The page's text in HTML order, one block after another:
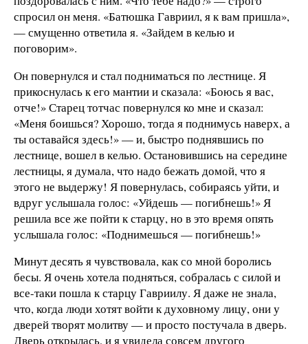
спросил он меня. «Батюшка Гавриил, я к вам пришла»,
— смущенно ответила я. «Зайдем в келью и
поговорим».
Он повернулся и стал подниматься по лестнице. Я
прикоснулась к его мантии и сказала: «Боюсь я вас,
отче!» Старец тотчас повернулся ко мне и сказал:
«Меня боишься? Хорошо, тогда я поднимусь наверх, а
ты оставайся здесь!» — и, быстро поднявшись по
лестнице, вошел в келью. Остановившись на середине
лестницы, я думала, что надо бежать домой, что я
этого не выдержу! Я повернулась, собираясь уйти, и
вдруг услышала голос: «Уйдешь — погибнешь!» Я
решила все же пойти к старцу, но в это время опять
услышала голос: «Поднимешься — погибнешь!»
Минут десять я чувствовала, как со мной боролись
бесы. Я очень хотела подняться, собралась с силой и
все-таки пошла к старцу Гавриилу. Я даже не знала,
что, когда люди хотят войти к духовному лицу, они у
дверей творят молитву — и просто постучала в дверь.
Дверь открылась, и я увидела совсем другого